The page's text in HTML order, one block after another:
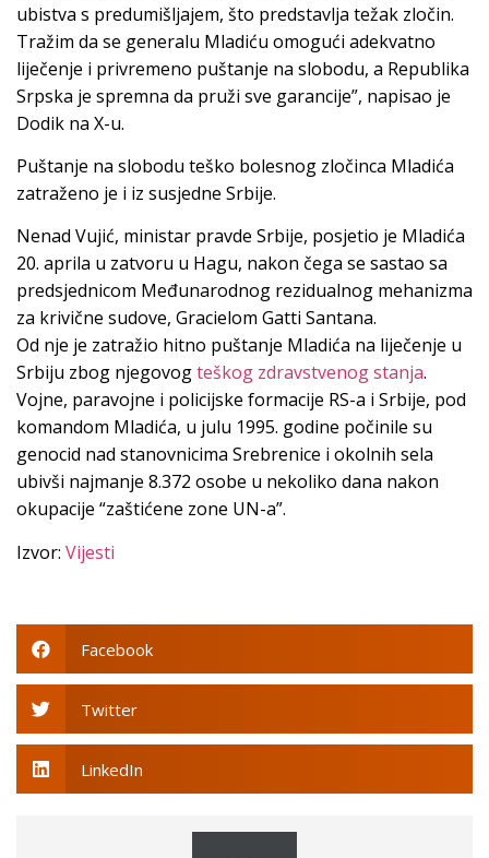
ubistva s predumišljajem, što predstavlja težak zločin.
Tražim da se generalu Mladiću omogući adekvatno
liječenje i privremeno puštanje na slobodu, a Republika
Srpska je spremna da pruži sve garancije”, napisao je
Dodik na X-u.
Puštanje na slobodu teško bolesnog zločinca Mladića
zatraženo je i iz susjedne Srbije.
Nenad Vujić, ministar pravde Srbije, posjetio je Mladića
20. aprila u zatvoru u Hagu, nakon čega se sastao sa
predsjednicom Međunarodnog rezidualnog mehanizma
za krivične sudove, Gracielom Gatti Santana.
Od nje je zatražio hitno puštanje Mladića na liječenje u
Srbiju zbog njegovogteškog zdravstvenog stanja.
Vojne, paravojne i policijske formacije RS-a i Srbije, pod
komandom Mladića, u julu 1995. godine počinile su
genocid nad stanovnicima Srebrenice i okolnih sela
ubivši najmanje 8.372 osobe u nekoliko dana nakon
okupacije “zaštićene zone UN-a”.
Izvor: Vijesti
Facebook
Twitter
LinkedIn